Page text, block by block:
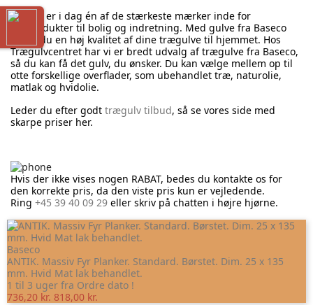
Baseco er i dag én af de stærkeste mærker inde for
træprodukter til bolig og indretning. Med gulve fra Baseco
sikrer du en høj kvalitet af dine trægulve til hjemmet. Hos
Trægulvcentret har vi er bredt udvalg af trægulve fra Baseco,
så du kan få det gulv, du ønsker. Du kan vælge mellem op til
otte forskellige overflader, som ubehandlet træ, naturolie,
matlak og hvidolie.
Leder du efter godt trægulv tilbud, så se vores side med
skarpe priser her.
Hvis der ikke vises nogen RABAT, bedes du kontakte os for
den korrekte pris, da den viste pris kun er vejledende.
Ring +45 39 40 09 29 eller skriv på chatten i højre hjørne.
Baseco
ANTIK. Massiv Fyr Planker. Standard. Børstet. Dim. 25 x 135
mm. Hvid Mat lak behandlet.
1 til 3 uger fra Ordre dato !
736,20 kr. 818,00 kr.